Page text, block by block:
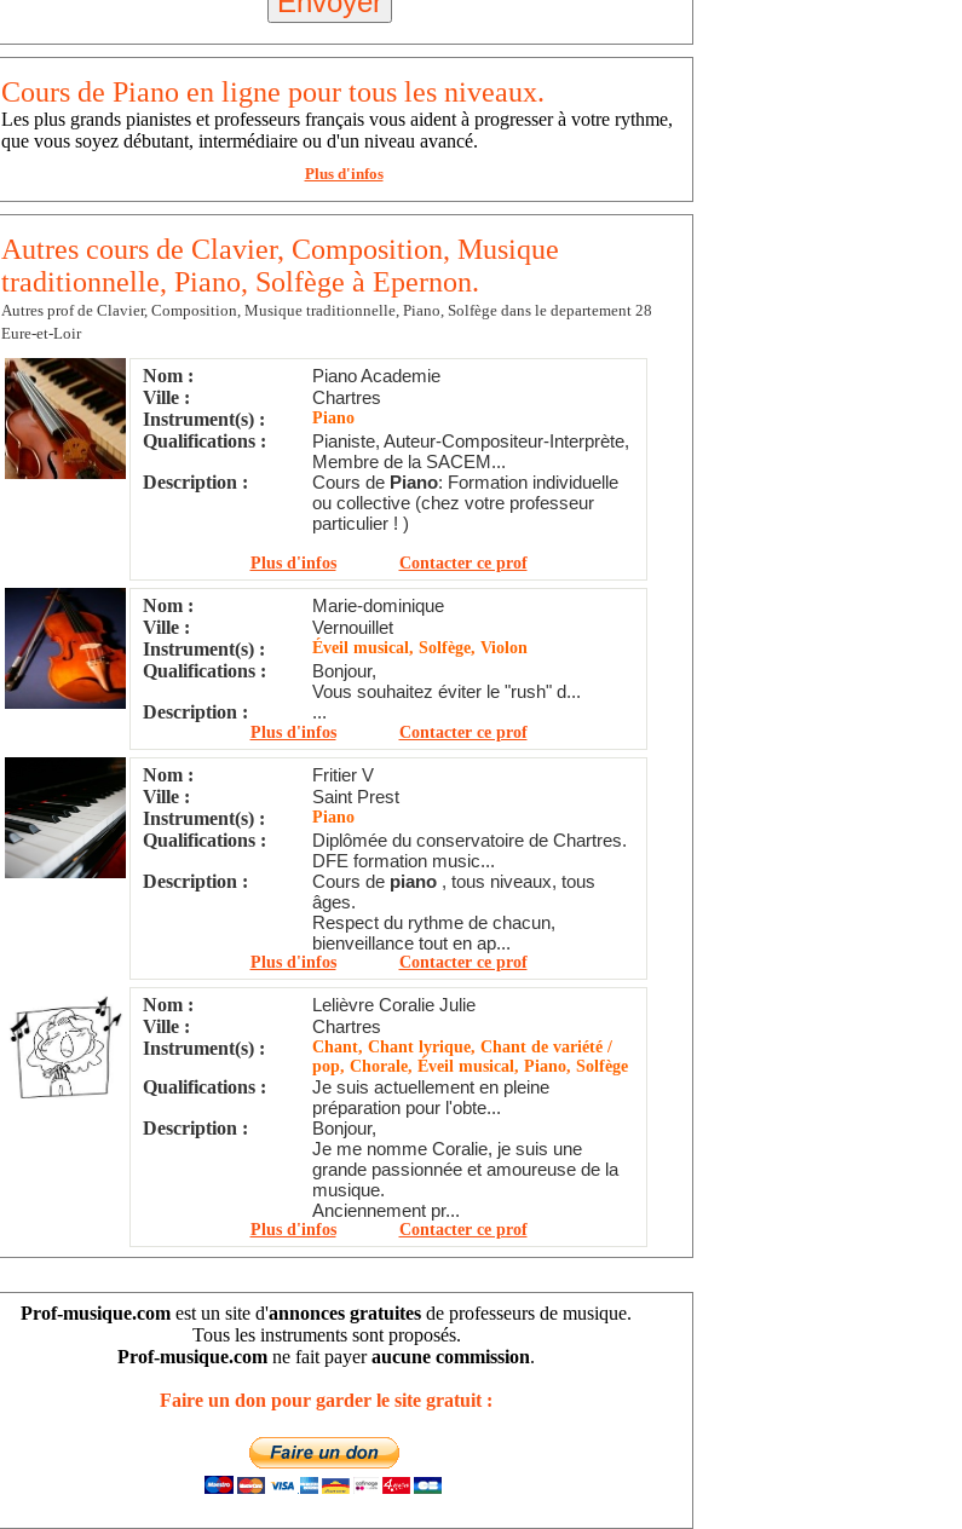
Cours de Piano en ligne pour tous les niveaux.
Les plus grands pianistes et professeurs français vous aident à progresser à votre rythme,
que vous soyez débutant, intermédiaire ou d'un niveau avancé.
Plus d'infos
Autres cours de Clavier, Composition, Musique
traditionnelle, Piano, Solfège à Epernon.
Autres prof de Clavier, Composition, Musique traditionnelle, Piano, Solfège dans le departement 28
Eure-et-Loir
Nom :
Piano Academie
Ville :
Chartres
Instrument(s) :
Piano
Qualifications :
Pianiste, Auteur-Compositeur-Interprète,
Membre de la SACEM...
Description :
Cours de Piano: Formation individuelle
ou collective (chez votre professeur
particulier ! )
Plus d'infos Contacter ce prof
Nom :
Marie-dominique
Ville :
Vernouillet
Instrument(s) :
Éveil musical, Solfège, Violon
Qualifications :
Bonjour,
Vous souhaitez éviter le "rush" d...
Description :
...
Plus d'infos Contacter ce prof
Nom :
Fritier V
Ville :
Saint Prest
Instrument(s) :
Piano
Qualifications :
Diplômée du conservatoire de Chartres.
DFE formation music...
Description :
Cours de piano , tous niveaux, tous
âges.
Respect du rythme de chacun,
bienveillance tout en ap...
Plus d'infos Contacter ce prof
Nom :
Lelièvre Coralie Julie
Ville :
Chartres
Instrument(s) :
Chant, Chant lyrique, Chant de variété /
pop, Chorale, Éveil musical, Piano, Solfège
Qualifications :
Je suis actuellement en pleine
préparation pour l'obte...
Description :
Bonjour,
Je me nomme Coralie, je suis une
grande passionnée et amoureuse de la
musique.
Anciennement pr...
Plus d'infos Contacter ce prof
Prof-musique.com est un site d'annonces gratuites de professeurs de musique.
Tous les instruments sont proposés.
Prof-musique.com ne fait payeraucune commission.
Faire un don pour garder le site gratuit :